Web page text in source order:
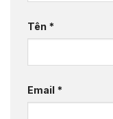
Tên *
Email *